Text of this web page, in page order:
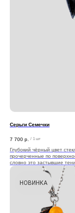
Серьги Семечки
7 700 р. / 1 шт
Глубокий чёрный цвет
прочерченные по
словно это застывшие
НОВИНКА